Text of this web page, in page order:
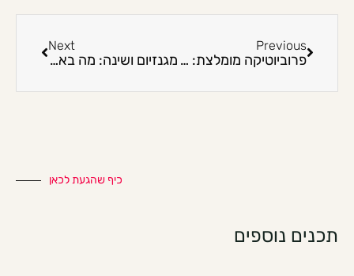
Previous
פרוביוטיקה מומלצת: איך לבחור נכון ב-2026
Next
מגנזיום ושינה: מה באמת כדאי לדעת ב-2026
כיף שהגעת לכאן
תכנים נוספים